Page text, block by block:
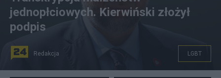
jednopłciowych. Kierwiński złożył
podpis
Redakcja LGBT